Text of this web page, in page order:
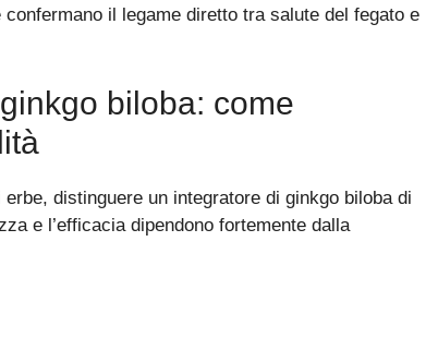
il legame diretto tra salute del fegato e
biloba: come
distinguere un integratore di ginkgo biloba di
e l’efficacia dipendono fortemente dalla